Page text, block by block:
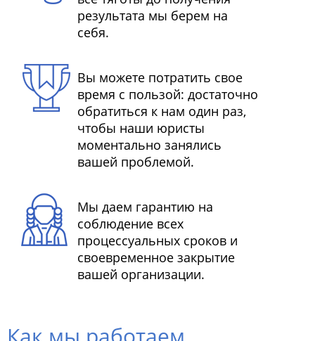
результата мы берем на
себя.
Вы можете потратить свое
время с пользой: достаточно
обратиться к нам один раз,
чтобы наши юристы
моментально занялись
вашей проблемой.
Мы даем гарантию на
соблюдение всех
процессуальных сроков и
своевременное закрытие
вашей организации.